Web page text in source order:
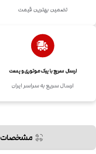
تضمین بهترین قیمت
ارسال سریع با پیک موتوری و پست
ارسال سریع به سراسر ایران
مشخصات